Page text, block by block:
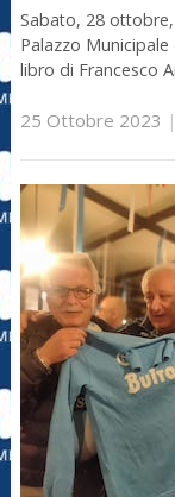
Sabato, 28
Palazzo
libro di Francesco
25 Ottobre 2023 |